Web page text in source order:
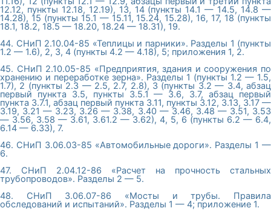
12.12, пункты 12.18, 12.19), 13, 14 (пункты 14.1 — 14.5, 14.8 —
14.28), 15 (пункты 15.1 — 15.11, 15.24, 15.28), 16, 17, 18 (пункты
18.1, 18.2, 18.5 — 18.20, 18.24 — 18.31), 19.
44. СНиП 2.10.04-85 «Теплицы и парники». Разделы 1 (пункты
1.2 — 1.6), 2, 3, 4 (пункты 4.2 — 4.18), 5; приложения 1, 2.
45. СНиП 2.10.05-85 «Предприятия, здания и сооружения по
хранению и переработке зерна». Разделы 1 (пункты 1.2 — 1.5,
1.7), 2 (пункты 2.3 — 2.5, 2.7, 2.8), 3 (пункты 3.2 — 3.4, абзац
первый пункта 3.5, пункты 3.5.1 — 3.6, 3.7, абзац первый
пункта 3.7.1, абзац первый пункта 3.11, пункты 3.12, 3.13, 3.17 —
3.19, 3.21 — 3.23, 3.26 — 3.38, 3.40 — 3.46, 3.48 — 3.51, 3.53
— 3.56, 3.58 — 3.61, 3.61.2 — 3.62), 4, 5, 6 (пункты 6.2 — 6.4,
6.14 — 6.33), 7.
46. СНиП 3.06.03-85 «Автомобильные дороги». Разделы 1 —
6.
47. СНиП 2.04.12-86 «Расчет на прочность стальных
трубопроводов». Разделы 2 — 5.
48. СНиП 3.06.07-86 «Мосты и трубы. Правила
обследований и испытаний». Разделы 1 — 4; приложение 1.